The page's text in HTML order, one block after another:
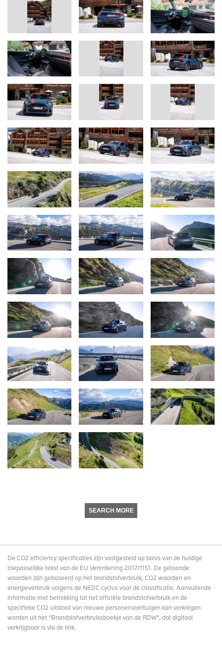
SEARCH MORE
De CO2 efficiency specificaties zijn vastgesteld op basis van de huidige
toepasselijke tekst van de EU Verordening 2017/1151. De getoonde
waarden zijn gebaseerd op het brandstofverbruik, CO2 waarden en
energieverbruik volgens de NEDC cyclus voor de classificatie. Aanvullende
informatie met betrekking tot het officiële brandstofverbruik en de
specifieke CO2 uitstoot van nieuwe personenvoertuigen kan verkregen
worden uit het “Brandstofverbruiksboekje van de RDW”, dat digitaal
verkrijgbaaris via de link.